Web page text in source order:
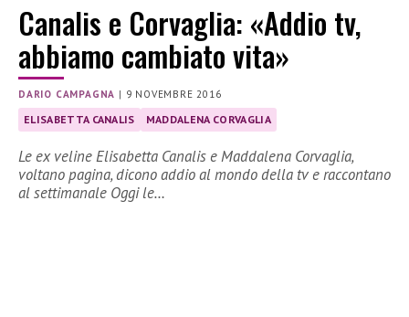
Canalis e Corvaglia: «Addio tv,
abbiamo cambiato vita»
DARIO CAMPAGNA | 9 NOVEMBRE 2016
ELISABETTA CANALIS MADDALENA CORVAGLIA
Le ex veline Elisabetta Canalis e Maddalena Corvaglia,
voltano pagina, dicono addio al mondo della tv e raccontano
al settimanale Oggi le…